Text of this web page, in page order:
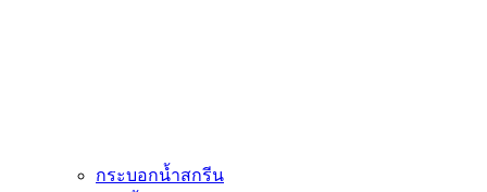
กระบอกน้ำสกรีน